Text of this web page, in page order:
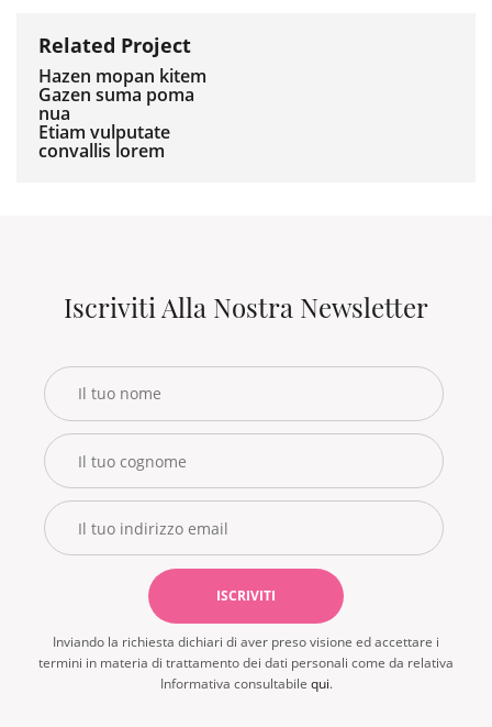
Related Project
Hazen mopan kitem
Gazen suma poma
nua
Etiam vulputate
convallis lorem
Iscriviti Alla Nostra Newsletter
Inviando la richiesta dichiari di aver preso visione ed accettare i
termini in materia di trattamento dei dati personali come da relativa
Informativa consultabile qui.